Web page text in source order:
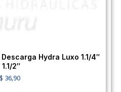
Hydra Luxo 1.1/4″
1.1/2″
36,90